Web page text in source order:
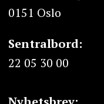
0151 Oslo
Sentralbord:
22 05 30 00